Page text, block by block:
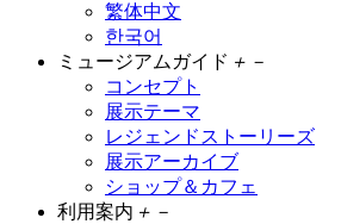
繁体中文
한국어
ミュージアムガイド ＋ －
コンセプト
展示テーマ
レジェンドストーリーズ
展示アーカイブ
ショップ＆カフェ
利用案内 ＋ －